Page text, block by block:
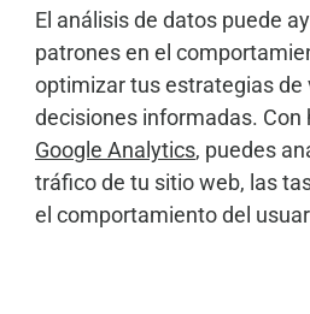
El análisis de datos puede
patrones en el
optimizar tus estrategias de
decisiones informadas.
Google Analytics, puedes
tráfico de tu sitio web, las
el comportamiento del